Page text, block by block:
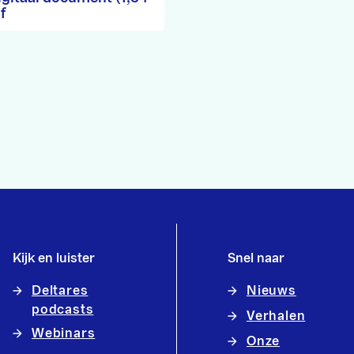
Kijk en luister
Deltares
podcasts
Webinars
Snel naar
Nieuws
Verhalen
Onze